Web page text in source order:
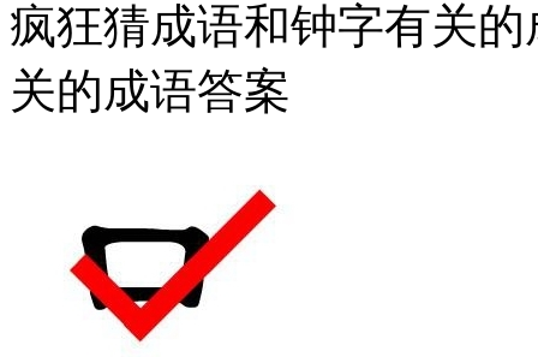
疯狂猜成语和钟字有关
关的成语答案